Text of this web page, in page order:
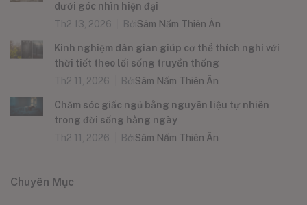
dưới góc nhìn hiện đại
Th2 13, 2026
BởiSâm Nấm Thiên Ân
Kinh nghiệm dân gian giúp cơ thể thích nghi với
thời tiết theo lối sống truyền thống
Th2 11, 2026
BởiSâm Nấm Thiên Ân
Chăm sóc giấc ngủ bằng nguyên liệu tự nhiên
trong đời sống hằng ngày
Th2 11, 2026
BởiSâm Nấm Thiên Ân
Chuyên Mục